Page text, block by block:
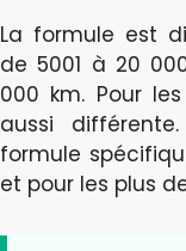
La formule est
de 5001 à 20
000 km. Pour
aussi
formule
et pour les plus